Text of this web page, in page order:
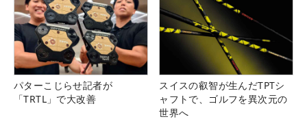
パターこじらせ記者が
「TRTL」で大改善
スイスの叡智が生んだTPTシ
ャフトで、ゴルフを異次元の
世界へ